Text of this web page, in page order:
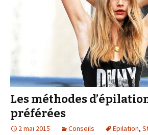
Les méthodes
préférées
2 mai 2015 Conseils Epilation,